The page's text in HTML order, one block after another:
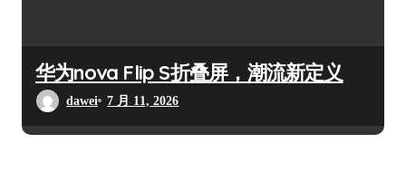
华为nova Flip S折叠屏，潮流新定义
dawei 7 月 11, 2026